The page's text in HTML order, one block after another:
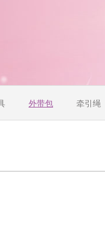
外带包
牵引绳